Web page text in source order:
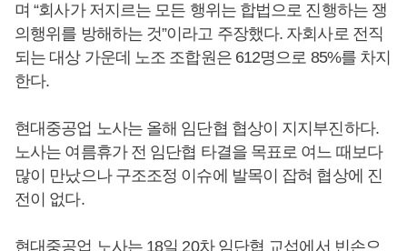
며 “회사가 저지르는 모든 행위는 합법으로 진행하는 쟁
의행위를 방해하는 것”이라고 주장했다. 자회사로 전직
되는 대상 가운데 노조 조합원은 612명으로 85%를 차지
한다.
현대중공업 노사는 올해 임단협 협상이 지지부진하다.
노사는 여름휴가 전 임단협 타결을 목표로 여느 때보다
많이 만났으나 구조조정 이슈에 발목이 잡혀 협상에 진
전이 없다.
현대중공업 노사는 18일 20차 임단협 교섭에서 빈손으